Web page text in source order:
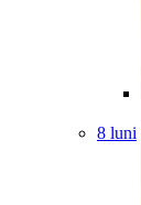
8 luni